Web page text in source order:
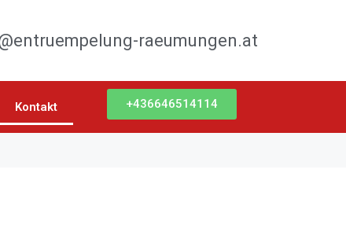
raeumungen.at
Kontakt +436646514114